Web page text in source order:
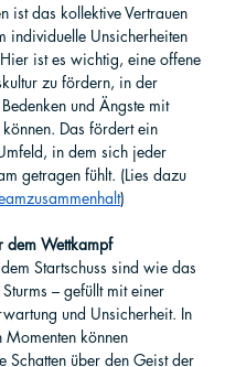
ist das kollektive Vertrauen
individuelle Unsicherheiten
ist es wichtig, eine offene
zu fördern, in der
und Ängste mit
Das fördert ein
in dem sich jeder
getragen fühlt. (Lies dazu
)
dem Wettkampf
Startschuss sind wie das
– gefüllt mit einer
und Unsicherheit. In
können
Schatten über den Geist der